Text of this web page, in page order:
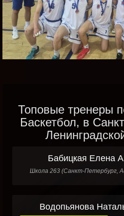
Топовые тренеры
Баскетбол, в
Бабицкая Елена
Школа 263 (Санкт-Петербург,
Водопьянова